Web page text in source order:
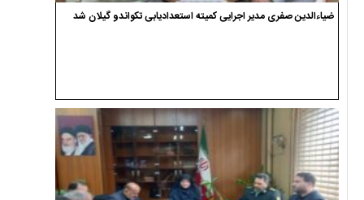
ضیاءالدین صفری مدیر اجرایی کمیته استعدادیابی تکواندو گیلان شد